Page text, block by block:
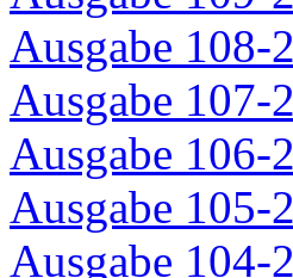
Ausgabe 108-
Ausgabe 107-
Ausgabe 106-
Ausgabe 105-
Ausgabe 104-